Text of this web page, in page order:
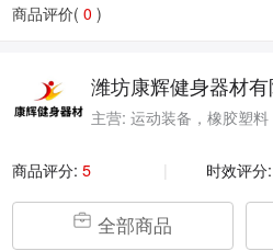
商品评价(0 )
潍坊康辉健身器材有
主营: 运动装备，橡胶塑
商品评分:5 时效评分:
全部商品